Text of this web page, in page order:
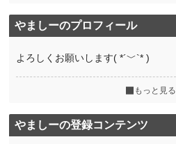
やましーのプロフィール
よろしくお願いします( *´﹀`* )
もっと見る
やましーの登録コンテンツ